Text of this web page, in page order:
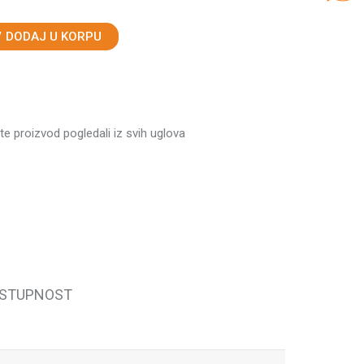
DODAJ U KORPU
proizvod pogledali iz svih uglova